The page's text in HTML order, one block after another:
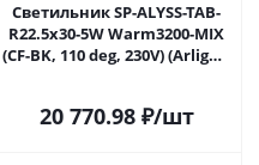
Светильник SP-ALYSS-TAB-
R22.5x30-5W Warm3200-MIX
(CF-BK, 110 deg, 230V) (Arlight,
20 770.98₽/шт